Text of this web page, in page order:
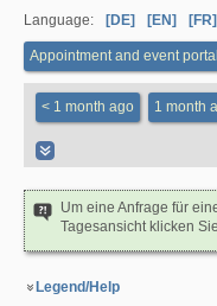
Language: [DE] [EN] [FR]
Appointment and event portal
Um eine Anfrage für
Tagesansicht klicken
Legend/Help